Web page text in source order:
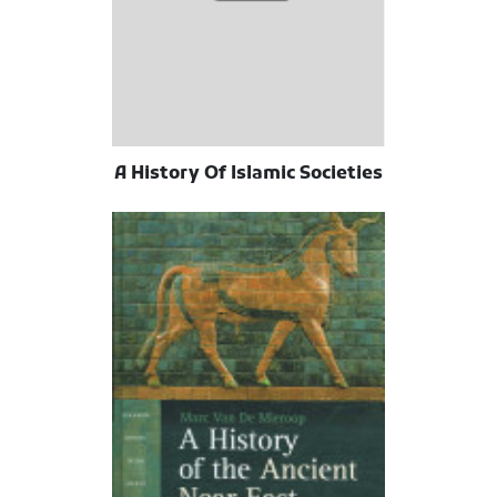
A History Of Islamic Societies